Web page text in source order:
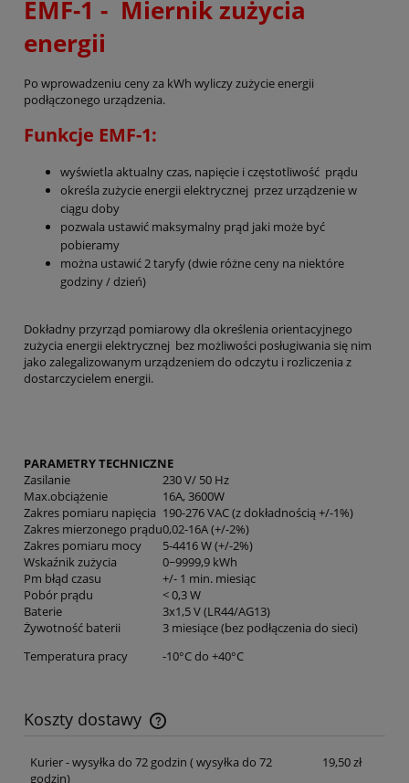
EMF-1 - Miernik zużycia
energii
Po wprowadzeniu ceny za kWh wyliczy zużycie energii
podłączonego urządzenia.
Funkcje EMF-1:
wyświetla aktualny czas, napięcie i częstotliwość prądu
określa zużycie energii elektrycznej przez urządzenie w
ciągu doby
pozwala ustawić maksymalny prąd jaki może być
pobieramy
można ustawić 2 taryfy (dwie różne ceny na niektóre
godziny / dzień)
Dokładny przyrząd pomiarowy dla określenia orientacyjnego
zużycia energii elektrycznej bez możliwości posługiwania się nim
jako zalegalizowanym urządzeniem do odczytu i rozliczenia z
dostarczycielem energii.
PARAMETRY TECHNICZNE
Zasilanie
230 V/ 50 Hz
Max.obciążenie
16A, 3600W
Zakres pomiaru napięcia 190-276 VAC (z dokładnością +/-1%)
Zakres mierzonego prądu0,02-16A (+/-2%)
Zakres pomiaru mocy
5-4416 W (+/-2%)
Wskaźnik zużycia
0~9999,9 kWh
Pm błąd czasu
+/- 1 min. miesiąc
Pobór prądu
< 0,3 W
Baterie
3x1,5 V (LR44/AG13)
Żywotność baterii
3 miesiące (bez podłączenia do sieci)
Temperatura pracy
-10°C do +40°C
Koszty dostawy
Cena nie zawiera ewentualnych kosztów płatności
Kurier - wysyłka do 72 godzin ( wysyłka do 72
godzin)
19,50 zł